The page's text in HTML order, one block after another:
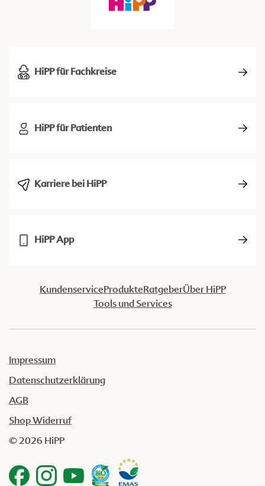
HiPP für Fachkreise
HiPP für Patienten
Karriere bei HiPP
HiPP App
KundenserviceProdukteRatgeberÜber HiPP
Tools und Services
Impressum
Datenschutzerklärung
AGB
Shop Widerruf
© 2026 HiPP